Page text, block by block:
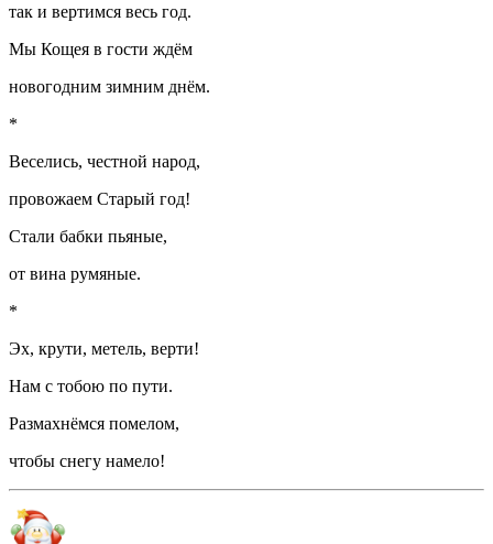
так и вертимся весь год.
Мы Кощея в гости ждём
новогодним зимним днём.
*
Веселись, честной народ,
провожаем Старый год!
Стали бабки пьяные,
от вина румяные.
*
Эх, крути, метель, верти!
Нам с тобою по пути.
Размахнёмся помелом,
чтобы снегу намело!